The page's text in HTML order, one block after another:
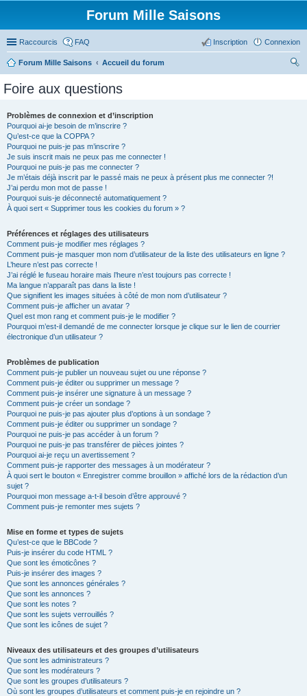
Forum Mille Saisons
Raccourcis FAQ Connexion
Inscription
Forum Mille Saisons
Accueil du forum
Foire aux questions
Problèmes de connexion et d’inscription
Pourquoi ai-je besoin de m’inscrire ?
Qu’est-ce que la COPPA ?
Pourquoi ne puis-je pas m’inscrire ?
Je suis inscrit mais ne peux pas me connecter !
Pourquoi ne puis-je pas me connecter ?
Je m’étais déjà inscrit par le passé mais ne peux à présent plus me connecter ?!
J’ai perdu mon mot de passe !
Pourquoi suis-je déconnecté automatiquement ?
À quoi sert « Supprimer tous les cookies du forum » ?
Préférences et réglages des utilisateurs
Comment puis-je modifier mes réglages ?
Comment puis-je masquer mon nom d’utilisateur de la liste des utilisateurs en ligne ?
L’heure n’est pas correcte !
J’ai réglé le fuseau horaire mais l’heure n’est toujours pas correcte !
Ma langue n’apparaît pas dans la liste !
Que signifient les images situées à côté de mon nom d’utilisateur ?
Comment puis-je afficher un avatar ?
Quel est mon rang et comment puis-je le modifier ?
Pourquoi m’est-il demandé de me connecter lorsque je clique sur le lien de courrier
électronique d’un utilisateur ?
Problèmes de publication
Comment puis-je publier un nouveau sujet ou une réponse ?
Comment puis-je éditer ou supprimer un message ?
Comment puis-je insérer une signature à un message ?
Comment puis-je créer un sondage ?
Pourquoi ne puis-je pas ajouter plus d’options à un sondage ?
Comment puis-je éditer ou supprimer un sondage ?
Pourquoi ne puis-je pas accéder à un forum ?
Pourquoi ne puis-je pas transférer de pièces jointes ?
Pourquoi ai-je reçu un avertissement ?
Comment puis-je rapporter des messages à un modérateur ?
À quoi sert le bouton « Enregistrer comme brouillon » affiché lors de la rédaction d’un
sujet ?
Pourquoi mon message a-t-il besoin d’être approuvé ?
Comment puis-je remonter mes sujets ?
Mise en forme et types de sujets
Qu’est-ce que le BBCode ?
Puis-je insérer du code HTML ?
Que sont les émoticônes ?
Puis-je insérer des images ?
Que sont les annonces générales ?
Que sont les annonces ?
Que sont les notes ?
Que sont les sujets verrouillés ?
Que sont les icônes de sujet ?
Niveaux des utilisateurs et des groupes d’utilisateurs
Que sont les administrateurs ?
Que sont les modérateurs ?
Que sont les groupes d’utilisateurs ?
Où sont les groupes d’utilisateurs et comment puis-je en rejoindre un ?